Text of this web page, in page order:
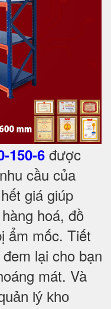
150-6 được
cầu của
giá giúp
hoá, đồ
ẩm mốc. Tiết
lại cho bạn
mát. Và
lý kho